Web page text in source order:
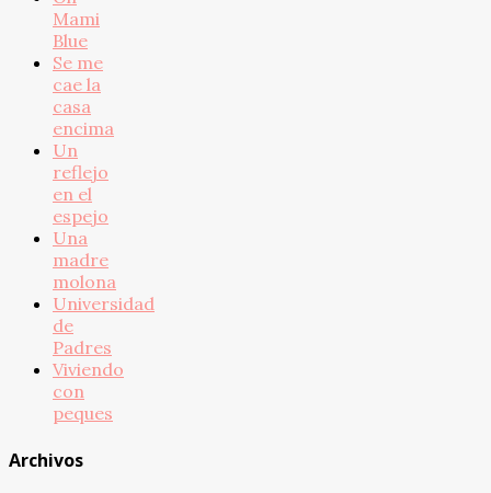
Mami
Blue
Se me
cae la
casa
encima
Un
reflejo
en el
espejo
Una
madre
molona
Universidad
de
Padres
Viviendo
con
peques
Archivos